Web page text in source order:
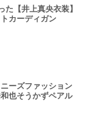
た【井上真央衣装】
カーディガン
ーズファッション
也そうかずペアル